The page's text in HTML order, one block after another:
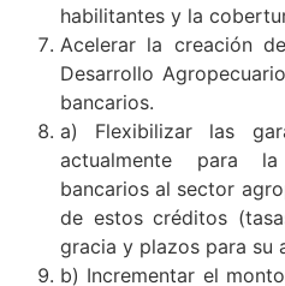
habilitantes y la
Acelerar la creación
Desarrollo
bancarios.
a) Flexibilizar las
actualmente para
bancarios al sector
de estos créditos
gracia y plazos para su
b) Incrementar el